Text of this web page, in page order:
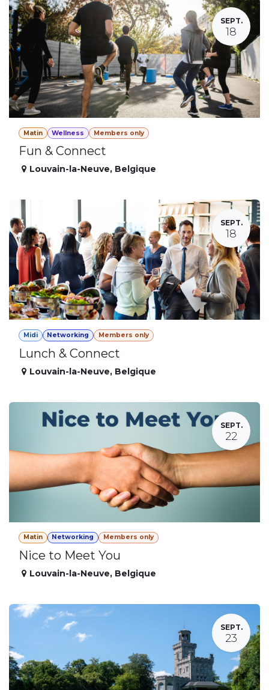
SEPT.
18
Matin Wellness Members only
Fun & Connect
Louvain-la-Neuve, Belgique
SEPT.
18
Midi Networking Members only
Lunch & Connect
Louvain-la-Neuve, Belgique
SEPT.
22
Matin Networking Members only
Nice to Meet You
Louvain-la-Neuve, Belgique
SEPT.
23